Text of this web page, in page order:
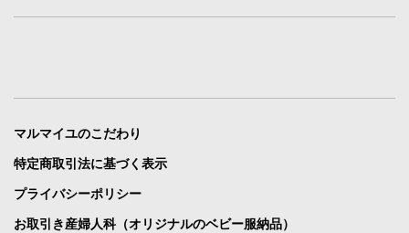
マルマイユのこだわり
特定商取引法に基づく表示
プライバシーポリシー
お取引き産婦人科（オリジナルのベビー服納品）